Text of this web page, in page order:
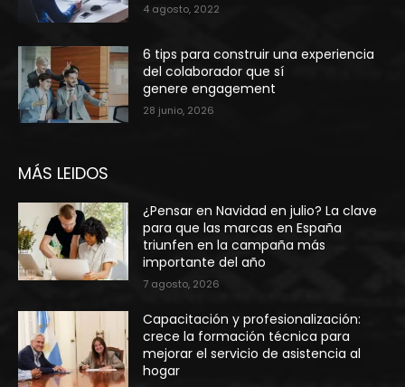
4 agosto, 2022
6 tips para construir una experiencia
del colaborador que sí
genere engagement
28 junio, 2026
MÁS LEIDOS
¿Pensar en Navidad en julio? La clave
para que las marcas en España
triunfen en la campaña más
importante del año
7 agosto, 2026
Capacitación y profesionalización:
crece la formación técnica para
mejorar el servicio de asistencia al
hogar